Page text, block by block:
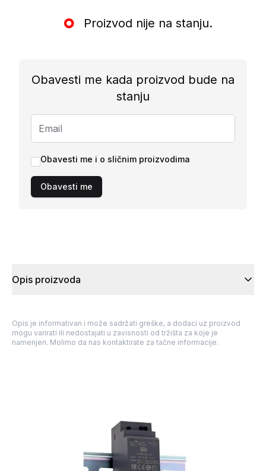
Proizvod nije na stanju.
Obavesti me kada proizvod bude na
stanju
Obavesti me i o sličnim proizvodima
Obavesti me
Opis proizvoda
Opis je informativan i može sadržati greške, a dodaci uz proizvod
mogu varirati ili nedostajati u zavisnosti od tržišta za koje je
namenjen. Molimo da nas kontaktirate za tačne informacije.